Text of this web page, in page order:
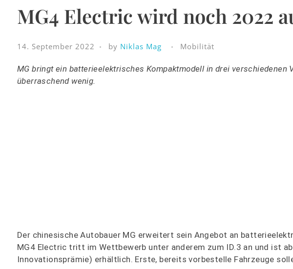
Puls Magazin
MG4 Electric wird noch 2022
14. September 2022 by Niklas Mag Mobilität
MG bringt ein batterieelektrisches Kompaktmodell in drei verschiedenen
überraschend wenig.
Der chinesische Autobauer MG erweitert sein Angebot an
MG4 Electric tritt im Wettbewerb unter anderem zum ID.3 an und ist
Innovationsprämie) erhältlich. Erste, bereits vorbestelle Fahrzeuge